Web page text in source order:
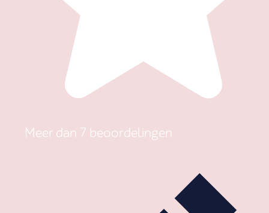
Meer dan 7 beoordelingen